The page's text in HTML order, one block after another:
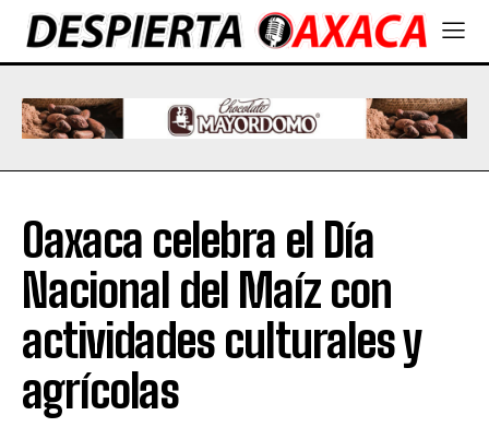
Oaxaca celebra el Día
Nacional del Maíz con
actividades culturales y
agrícolas